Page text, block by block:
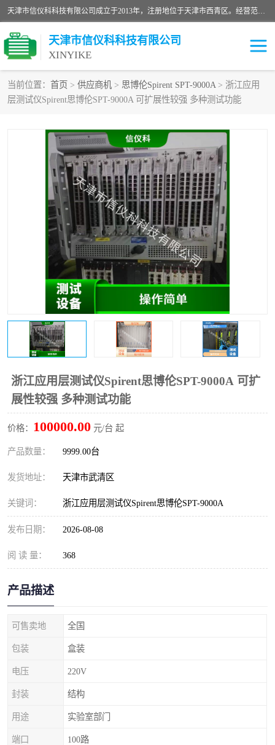
天津市信仪科科技有限公司成立于2013年，注册地位于天津市西青区。经营范围包括计算机软件、电子产品、仪器技术开发、技术转让、技术咨询、技术服务、网络工程、电子监控工程安装等；主要产品有：网络流量测试仪、Ixia XM2、XM12、XGS2、XGS12、400T、1600T、X16网络协议分析仪，Agilent N2X 等等各种型号，欢迎来电咨询。
天津市信仪科科技有限公司
XINYIKE
当前位置： 首页 > 供应商机 > 思博伦Spirent SPT-9000A > 浙江应用
层测试仪Spirent思博伦SPT-9000A 可扩展性较强 多种测试功能
浙江应用层测试仪Spirent思博伦SPT-9000A 可扩
展性较强 多种测试功能
价格： 100000.00 元/台 起
产品数量： 9999.00台
发货地址： 天津市武清区
关键词： 浙江应用层测试仪Spirent思博伦SPT-9000A
发布日期： 2026-08-08
阅 读 量： 368
产品描述
可售卖地 全国
包装 盒装
电压 220V
封装 结构
用途 实验室部门
端口 100路
思博伦Spirent C50 思博伦Spirent C1
思博伦Spirent C100 思博伦Spirent N4U
思博伦Spirent N11U 思博伦Spirent SPT-2U
思博伦600B 思博伦SPT-2000A-HS
思博伦Spirent SPT-3U 思博伦TestCenter
发包仪IXIA XGS2 思博伦Spirent SPT-9000A